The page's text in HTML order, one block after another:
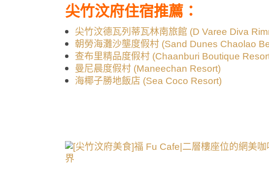
尖竹汶府住宿推薦：
尖竹汶德瓦列蒂瓦林南旅館 (D Varee Diva
朝勞海灘沙壟度假村 (Sand Dunes Chaolao
查布里精品度假村 (Chaanburi Boutique
曼尼晨度假村 (Maneechan Resort)
海椰子勝地飯店 (Sea Coco Resort)